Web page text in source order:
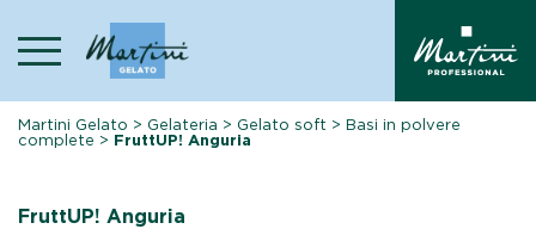
content
Martini Gelato > Gelateria > Gelato soft >Basi in polvere
complete > FruttUP! Anguria
FruttUP! Anguria